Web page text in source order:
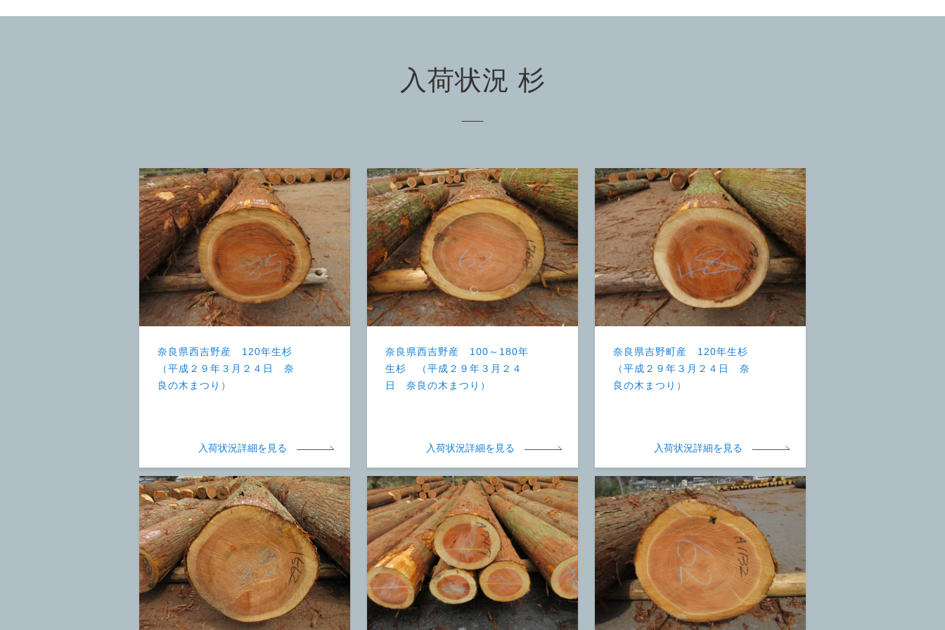
入荷状況 杉
奈良県西吉野産 120年生杉
（平成２９年３月２４日 奈
良の木まつり）
入荷状況詳細を見る
奈良県西吉野産 100～180年
生杉 （平成２９年３月２４
日 奈良の木まつり）
入荷状況詳細を見る
奈良県吉野町産 120年生杉
（平成２９年３月２４日 奈
良の木まつり）
入荷状況詳細を見る